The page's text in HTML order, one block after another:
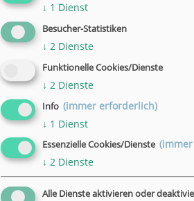
↓ 1 Dienst
Besucher-Statistiken
↓ 2 Dienste
Funktionelle Cookies/Dienste
↓ 2 Dienste
Info (immer erforderlich)
↓ 1 Dienst
Essenzielle Cookies/Dienste
↓ 2 Dienste
Alle Dienste aktivieren oder